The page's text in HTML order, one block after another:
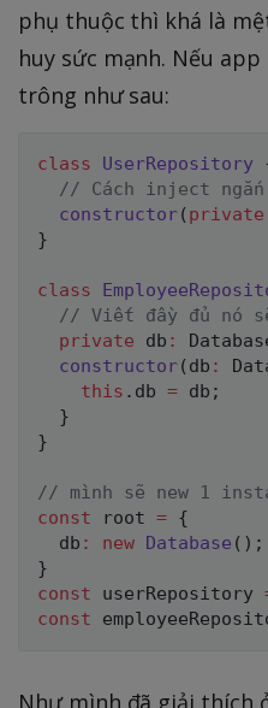
phụ thuộc thì khá là
huy sức mạnh. Nếu
trông như sau:
class UserRepository
// Cách inject
constructor( private
}
class
// Viết đầy đủ nó
private db :
constructor( db :
this . db = db ;
}
}
// mình sẽ new 1
const root = {
  db
: new Database ( ) ;
}
const userRepository
const